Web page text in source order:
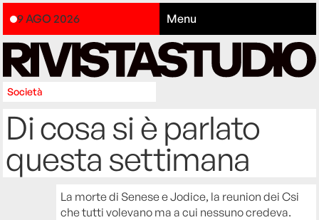
9 AGO 2026 Menu
Società
Di cosa si è parlato
questa settimana
La morte di Senese e Jodice, la reunion dei Csi
che tutti volevano ma a cui nessuno credeva.